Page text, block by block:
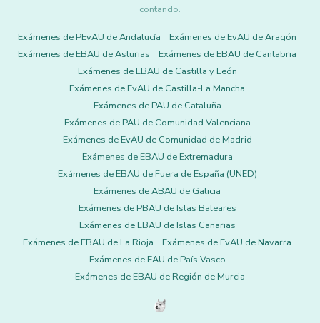
contando.
Exámenes de PEvAU de Andalucía
Exámenes de EvAU de Aragón
Exámenes de EBAU de Asturias
Exámenes de EBAU de Cantabria
Exámenes de EBAU de Castilla y León
Exámenes de EvAU de Castilla-La Mancha
Exámenes de PAU de Cataluña
Exámenes de PAU de Comunidad Valenciana
Exámenes de EvAU de Comunidad de Madrid
Exámenes de EBAU de Extremadura
Exámenes de EBAU de Fuera de España (UNED)
Exámenes de ABAU de Galicia
Exámenes de PBAU de Islas Baleares
Exámenes de EBAU de Islas Canarias
Exámenes de EBAU de La Rioja
Exámenes de EvAU de Navarra
Exámenes de EAU de País Vasco
Exámenes de EBAU de Región de Murcia